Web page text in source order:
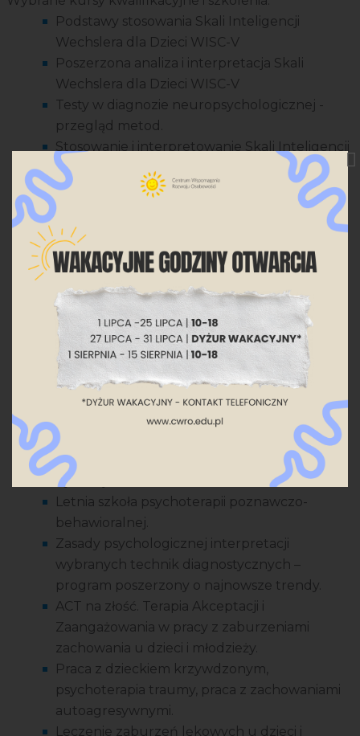
Podstawy stosowania Skali Inteligencji
Wechslera dla Dzieci WISC-V
Poszerzona analiza i interpretacja Skali
Wechslera dla Dzieci WISC-V
Testy w diagnozie neuropsychologicznej -
przegląd metod.
Stosowanie i interpretowanie Skali Inteligencji
i Rozwoju IDS oraz IDS-2.
Neuropsychologia kliniczna dziecka. Teoria i
praktyka.
Przebieg procesu psychoterapii
psychoanalitycznej z dzieckiem – techniki
pracy i interpretacja.
Konsultacja wstępna z dzieckiem i jego
rodzicami- diagnoza i początek procesu
psychoterapeutycznego.
Grupowy trening balintowski.
Kurs Dyskalkulia. Od diagnozy do skutecznej
pomocy.
Bateria dyskalkulia. Uprawnienia
diagnostyczne.
Kurs Diagnoza i rehabilitacja ortoptyczna w
dysleksji.
Letnia szkoła psychoterapii poznawczo-
behawioralnej.
Zasady psychologicznej interpretacji
wybranych technik diagnostycznych –
program poszerzony o najnowsze trendy.
ACT na złość. Terapia Akceptacji i
Zaangażowania w pracy z zaburzeniami
zachowania u dzieci i młodzieży.
Praca z dzieckiem krzywdzonym,
psychoterapia traumy, praca z zachowaniami
autoagresywnymi.
Leczenie zaburzeń lękowych u dzieci i